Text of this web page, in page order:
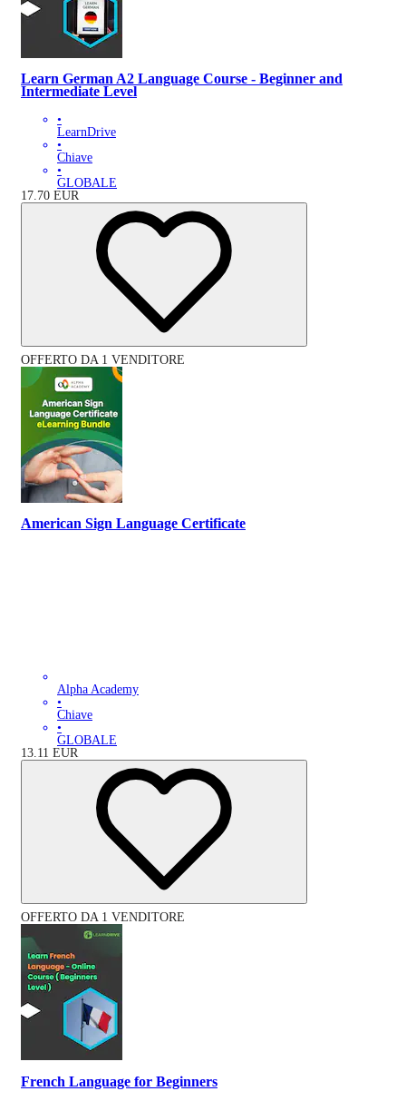
Learn German A2 Language Course - Beginner and
Intermediate Level
•
LearnDrive
•
Chiave
•
GLOBALE
17.70 EUR
OFFERTO DA 1 VENDITORE
American Sign Language Certificate
Alpha Academy
•
Chiave
•
GLOBALE
13.11 EUR
OFFERTO DA 1 VENDITORE
French Language for Beginners